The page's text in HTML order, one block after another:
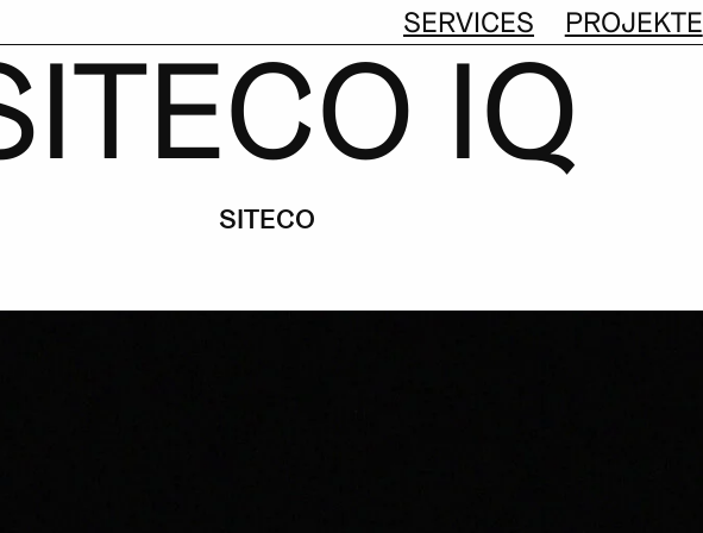
SERVICES PROJEKTE
IQ
SITECO